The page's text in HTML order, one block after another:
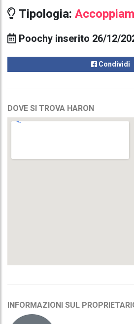
Tipologia:
Poochy inserito 26/12/
Condividi
DOVE SI TROVA HARON
INFORMAZIONI SUL